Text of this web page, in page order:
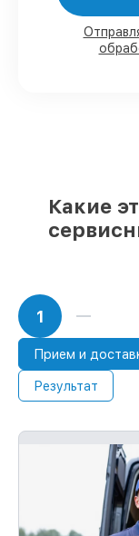
Мы
и
выбрать
85%
Какие
1
Прием и
Результат